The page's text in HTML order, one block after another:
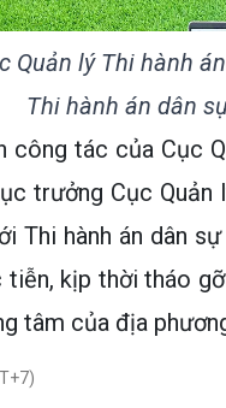
Quản lý Thi hành
Thi hành án dân
công tác của Cục
trưởng Cục
Thi hành án dân
tiễn, kịp thời tháo
tâm của địa